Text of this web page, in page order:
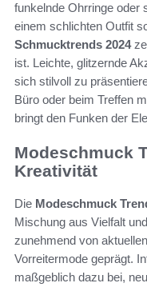
funkelnde Ohrringe oder
einem schlichten Outfit
Schmucktrends 2024
ist. Leichte, glitzernde
sich stilvoll zu
Büro oder beim Treffen
bringt den Funken der
Modeschmuck
Kreativität
Die Modeschmuck
Mischung aus Vielfalt
zunehmend von
Vorreitermode geprägt.
maßgeblich dazu bei,